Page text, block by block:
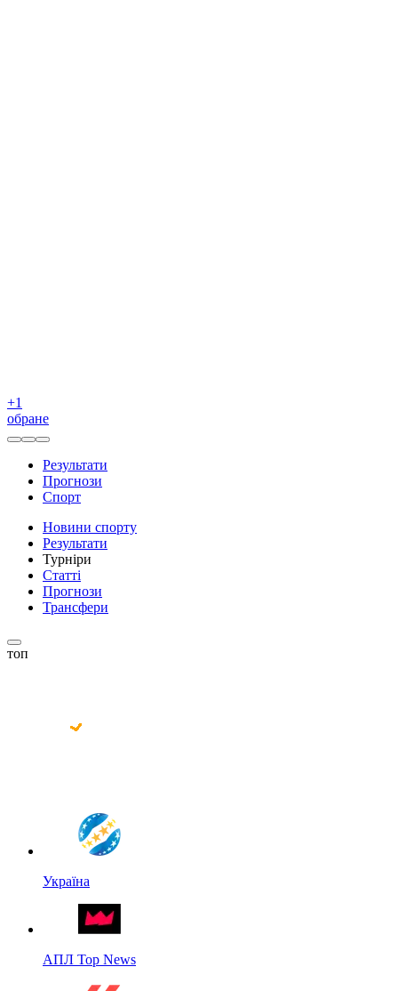
+1
обране
Результати
Прогнози
Спорт
Новини спорту
Результати
Турніри
Статті
Прогнози
Трансфери
топ
Україна
АПЛ Top News